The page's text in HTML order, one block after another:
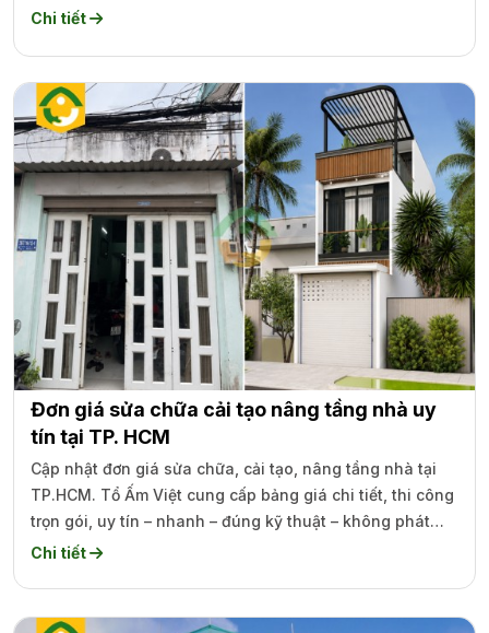
Chi tiết
Đơn giá sửa chữa cải tạo nâng tầng nhà uy
tín tại TP. HCM
Cập nhật đơn giá sửa chữa, cải tạo, nâng tầng nhà tại
TP.HCM. Tổ Ấm Việt cung cấp bảng giá chi tiết, thi công
trọn gói, uy tín – nhanh – đúng kỹ thuật – không phát
sinh chi phí.
Chi tiết